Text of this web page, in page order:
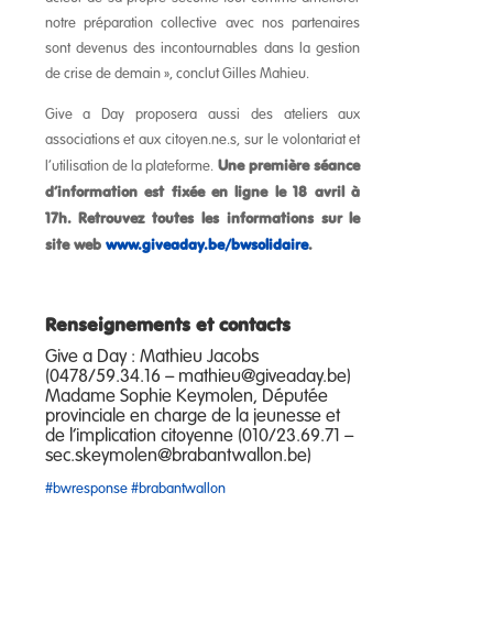
notre préparation collective avec nos partenaires
sont devenus des incontournables dans la gestion
de crise de demain », conclut Gilles Mahieu.
Give a Day proposera aussi des ateliers aux
associations et aux citoyen.ne.s, sur le volontariat et
l’utilisation de la plateforme. Une première séance
d’information est fixée en ligne le 18 avril à
17h. Retrouvez toutes les informations sur le
site web www.giveaday.be/bwsolidaire.
Renseignements et contacts
Give a Day : Mathieu Jacobs
(0478/59.34.16 –mathieu@giveaday.be)
Madame Sophie Keymolen, Députée
provinciale en charge de la jeunesse et
de l’implication citoyenne (010/23.69.71 –
sec.skeymolen@brabantwallon.be)
#bwresponse #brabantwallon